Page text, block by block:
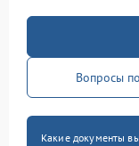
Вопросы
Какие документы